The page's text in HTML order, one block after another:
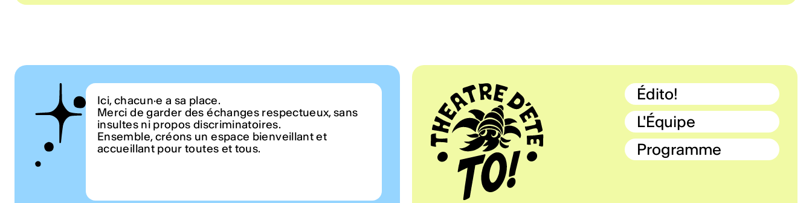
Ici, chacun·e a sa place.
Merci de garder des échanges respectueux, sans
insultes ni propos discriminatoires.
Ensemble, créons un espace bienveillant et
accueillant pour toutes et tous.
Édito!
L'Équipe
Programme